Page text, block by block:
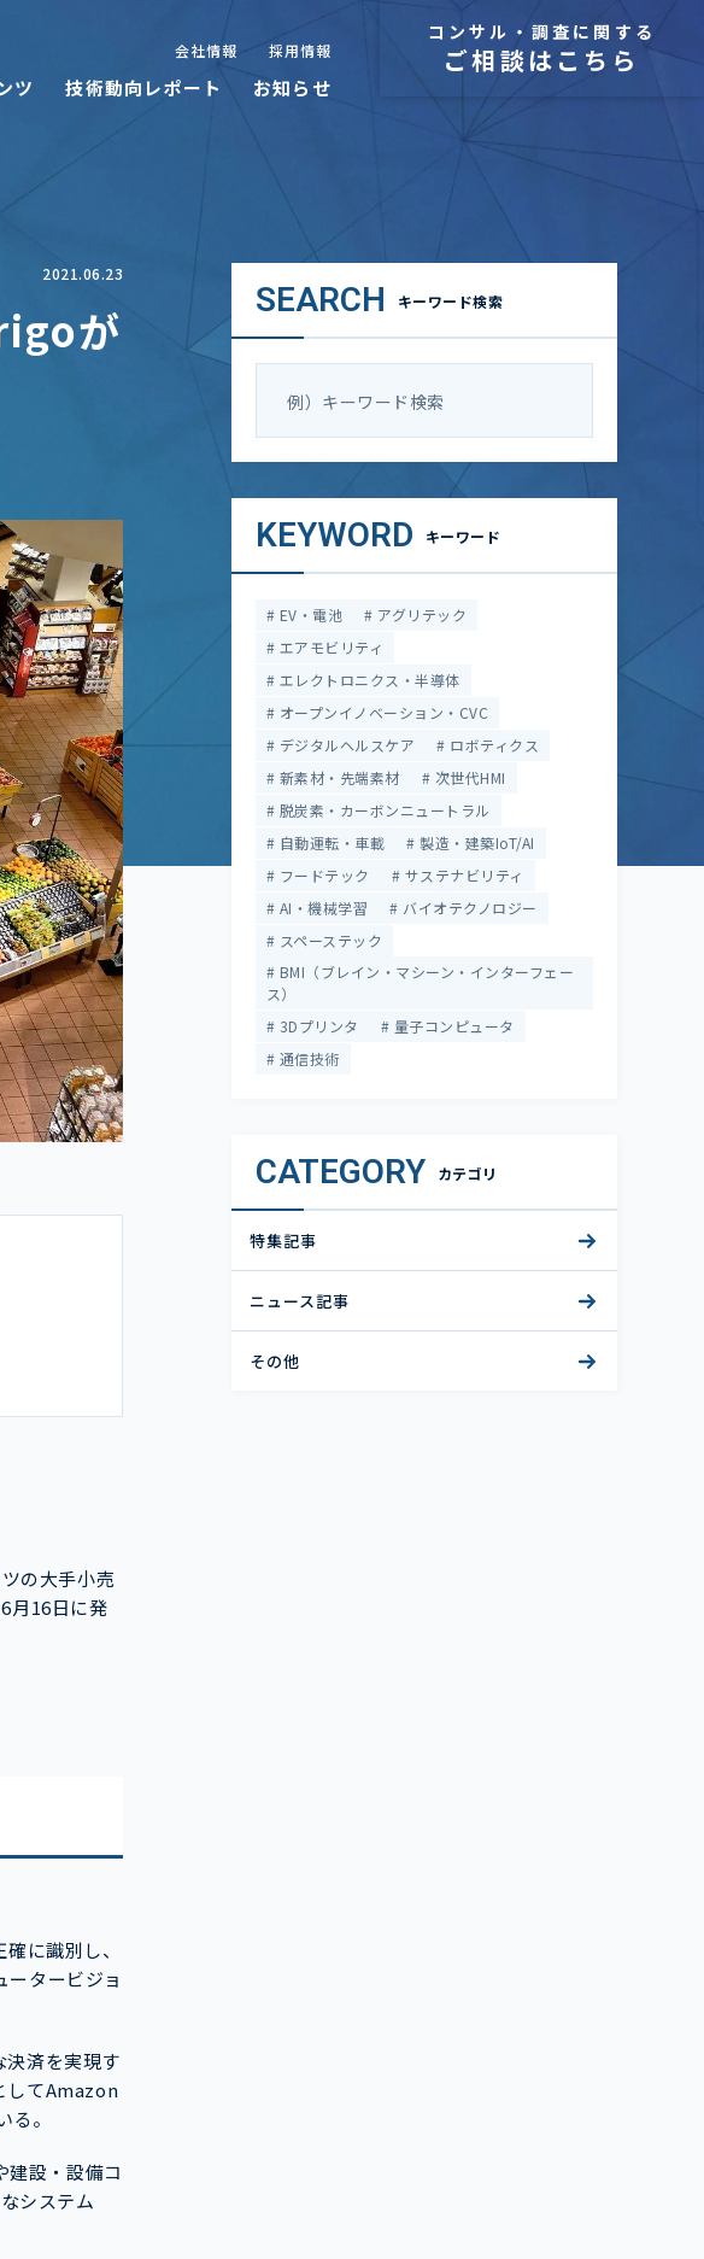
ツ 技術動向レポート お知らせ
会社情報 採用情報
コンサル・調査に関する
ご相談はこちら
2021.06.23
が
の大手小売
月16日に発
に識別し、
タービジョ
決済を実現す
してAmazon
。
建設・設備コ
システム
SEARCH キーワード検索
KEYWORD キーワード
EV・電池
アグリテック
エアモビリティ
エレクトロニクス・半導体
オープンイノベーション・CVC
デジタルヘルスケア
ロボティクス
新素材・先端素材
次世代HMI
脱炭素・カーボンニュートラル
自動運転・車載
製造・建築IoT/AI
フードテック
サステナビリティ
AI・機械学習
バイオテクノロジー
スペーステック
BMI（ブレイン・マシーン・インターフェー
ス）
3Dプリンタ
量子コンピュータ
通信技術
CATEGORY カテゴリ
特集記事
ニュース記事
その他